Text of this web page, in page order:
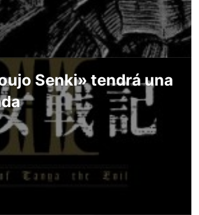
Senki» tendrá una